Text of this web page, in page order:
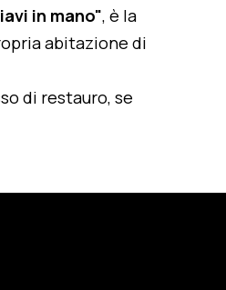
in mano", è la
abitazione di
di restauro, se